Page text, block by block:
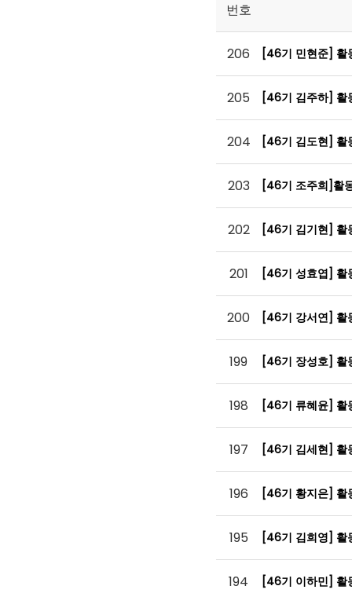
번호
206 [46기 민현준] 활
205 [46기 김주하] 활
204 [46기 김도현] 활
203 [46기 조주희]활
202 [46기 김기현] 활
201 [46기 성효엽] 활
200 [46기 강서연] 활
199 [46기 장성호] 활
198 [46기 류혜윤] 활
197 [46기 김세현] 활
196 [46기 황지은] 활
195 [46기 김희영] 활
194 [46기 이하민] 활